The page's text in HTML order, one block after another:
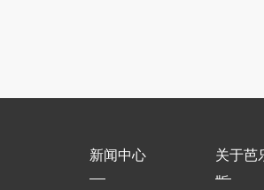
新闻中心
关于芭
版